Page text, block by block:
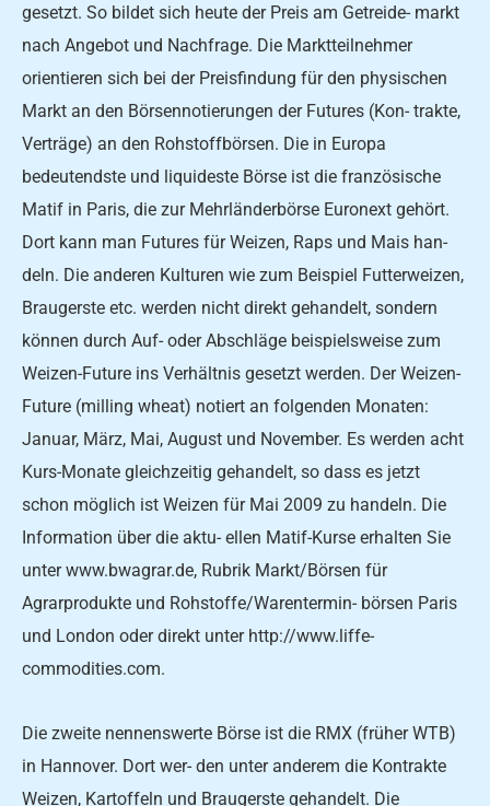
gesetzt. So bildet sich heute der Preis am Getreide- markt
nach Angebot und Nachfrage. Die Marktteilnehmer
orientieren sich bei der Preisfindung für den physischen
Markt an den Börsennotierungen der Futures (Kon- trakte,
Verträge) an den Rohstoffbörsen. Die in Europa
bedeutendste und liquideste Börse ist die französische
Matif in Paris, die zur Mehrländerbörse Euronext gehört.
Dort kann man Futures für Weizen, Raps und Mais han-
deln. Die anderen Kulturen wie zum Beispiel Futterweizen,
Braugerste etc. werden nicht direkt gehandelt, sondern
können durch Auf- oder Abschläge beispielsweise zum
Weizen-Future ins Verhältnis gesetzt werden. Der Weizen-
Future (milling wheat) notiert an folgenden Monaten:
Januar, März, Mai, August und November. Es werden acht
Kurs-Monate gleichzeitig gehandelt, so dass es jetzt
schon möglich ist Weizen für Mai 2009 zu handeln. Die
Information über die aktu- ellen Matif-Kurse erhalten Sie
unter www.bwagrar.de, Rubrik Markt/Börsen für
Agrarprodukte und Rohstoffe/Warentermin- börsen Paris
und London oder direkt unter http://www.liffe-
commodities.com.
Die zweite nennenswerte Börse ist die RMX (früher WTB)
in Hannover. Dort wer- den unter anderem die Kontrakte
Weizen, Kartoffeln und Braugerste gehandelt. Die